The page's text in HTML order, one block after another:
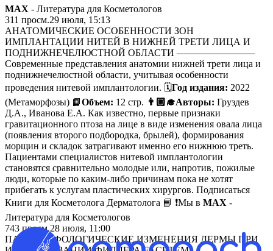
MAX - Литература для Косметологов
311 просм.29 июля, 15:13
АНАТОМИЧЕСКИЕ ОСОБЕННОСТИ ЗОН
ИМПЛАНТАЦИИ НИТЕЙ В НИЖНЕЙ ТРЕТИ ЛИЦА И
ПОДНИЖНЕЧЕЛЮСТНОЙ ОБЛАСТИ ————————
Современные представления анатомии нижней трети лица и
поднижнечелюстной области, учитывая особенности
проведения нитевой имплантологии. 🗓Год издания: 2022
(Метаморфозы) 📙Объем: 12 стр. 👨🏼‍🎓Авторы: Груздев
Д.А., Иванова Е.А. Как известно, первые признаки
гравитационного птоза на лице в виде изменения овала лица
(появления второго подбородка, брылей), формирования
морщин и складок затрагивают именно его нижнюю треть.
Пациентами специалистов нитевой имплантологии
становятся сравнительно молодые или, напротив, пожилые
люди, которые по каким-либо причинам пока не хотят
прибегать к услугам пластических хирургов. Подписаться
Книги для Косметолога Дерматолога 📘 ❗️Мы в MAX -
Литература для Косметологов
743 просм.28 июля, 11:00
ПАТОМОРФОЛОГИЧЕСКИЕ ИЗМЕНЕНИЯ ДЕРМЫ ПРИ